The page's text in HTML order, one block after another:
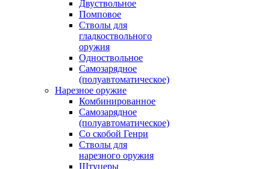
Двуствольное
Помповое
Стволы для
гладкоствольного
оружия
Одноствольное
Самозарядное
(полуавтоматическое)
Нарезное оружие
Комбинированное
Самозарядное
(полуавтоматическое)
Со скобой Генри
Стволы для
нарезного оружия
Штуцеры